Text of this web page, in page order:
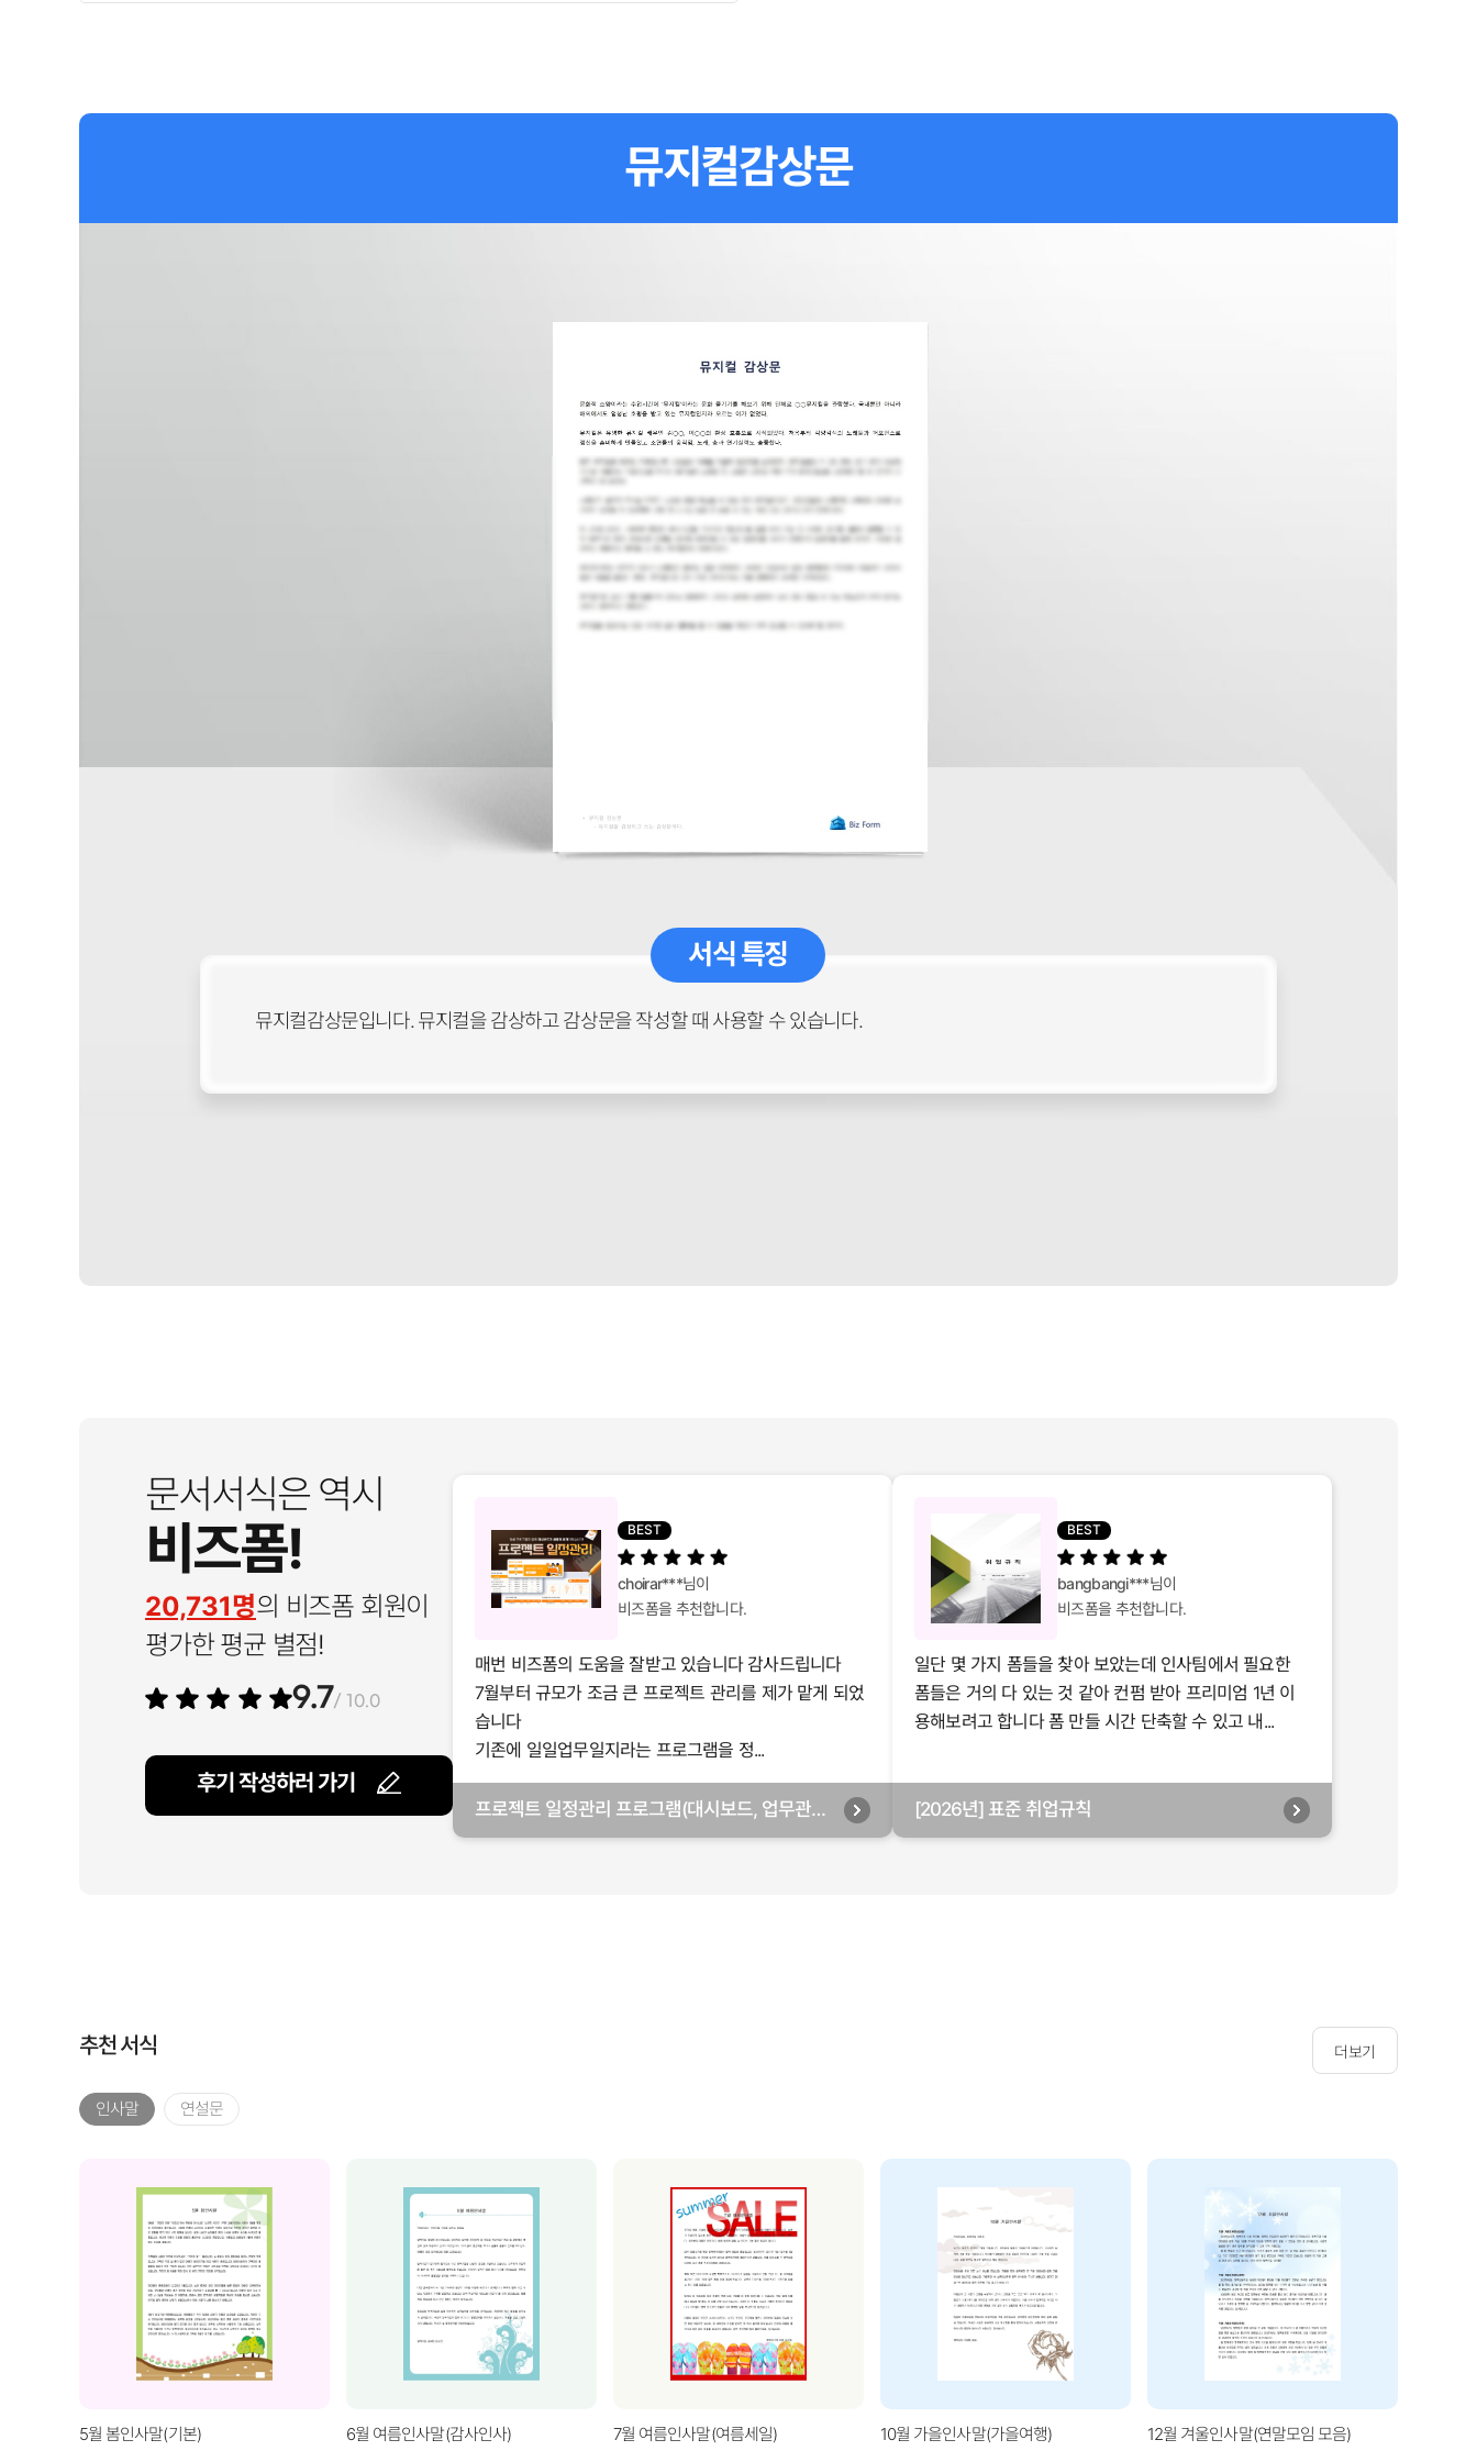
뮤지컬감상문
서식 특징
뮤지컬감상문입니다. 뮤지컬을 감상하고 감상문을 작성할 때 사용할 수 있습니다.
문서서식은 역시
비즈폼!
20,731명의 비즈폼 회원이
평가한 평균 별점!
9.7/ 10.0
후기 작성하러 가기
BEST
choirar***님이
비즈폼을 추천합니다.
매번 비즈폼의 도움을 잘받고 있습니다 감사드립니다
7월부터 규모가 조금 큰 프로젝트 관리를 제가 맡게 되었
습니다
기존에 일일업무일지라는 프로그램을 정...
프로젝트 일정관리 프로그램(대시보드, 업무관리,
BEST
bangbangi***님이
비즈폼을 추천합니다.
일단 몇 가지 폼들을 찾아 보았는데 인사팀에서 필요한
폼들은 거의 다 있는 것 같아 컨펌 받아 프리미엄 1년 이
용해보려고 합니다 폼 만들 시간 단축할 수 있고 내...
[2026년] 표준 취업규칙
추천 서식 더보기
인사말 연설문
5월 봄인사말(기본) 6월 여름인사말(감사인사) 7월 여름인사말(여름세일) 10월 가을인사말(가을여행) 12월 겨울인사말(연말모임 모음)